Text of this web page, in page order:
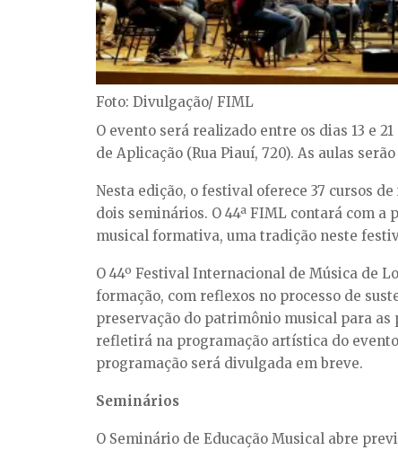
Foto: Divulgação/ FIML
O evento será realizado entre os dias 13 e
de Aplicação (Rua Piauí, 720). As aulas
Nesta edição, o festival oferece 37 cursos
dois seminários. O 44ª FIML contará com
musical formativa, uma tradição neste
O 44º Festival Internacional de Música de
formação, com reflexos no processo de
preservação do patrimônio musical para as
refletirá na programação artística do
programação será divulgada em breve.
Seminários
O Seminário de Educação Musical abre